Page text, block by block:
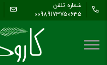
شماره تلفن
00989173750635